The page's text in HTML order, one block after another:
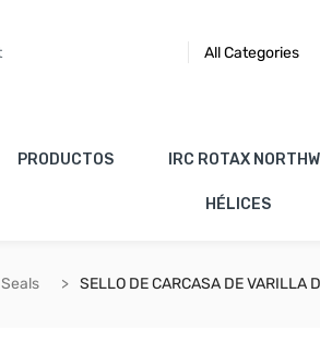
All Categories
PRODUCTOS IRC ROTAX
HÉLICES
Seals SELLO DE CARCASA DE VARILLA